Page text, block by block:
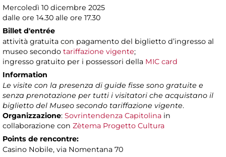
Mercoledì 10 dicembre 2025
dalle ore 14.30 alle ore 17.30
Billet d'entrée
attività gratuita con pagamento del biglietto d’ingresso al
museo secondo tariffazione vigente;
ingresso gratuito per i possessori della MIC card
Information
Le visite con la presenza di guide fisse sono gratuite e
senza prenotazione per tutti i visitatori che acquistano il
biglietto del Museo secondo tariffazione vigente.
Organizzazione: Sovrintendenza Capitolina in
collaborazione con Zètema Progetto Cultura
Points de rencontre:
Casino Nobile, via Nomentana 70